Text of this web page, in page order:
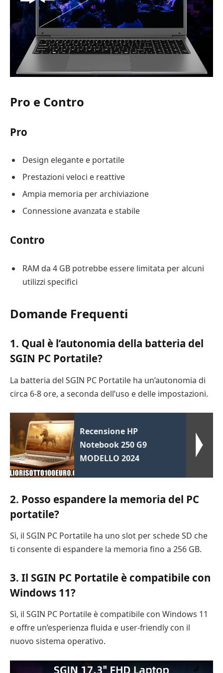
Pro e Contro
Pro
Design elegante e portatile
Prestazioni veloci e reattive
Ampia memoria per archiviazione
Connessione avanzata e stabile
Contro
RAM da 4 GB potrebbe essere limitata per alcuni
utilizzi specifici
Domande Frequenti
1. Qual è l’autonomia della batteria del
SGIN PC Portatile?
La batteria del SGIN PC Portatile ha un’autonomia di
circa 6-8 ore, a seconda dell’uso e delle impostazioni.
Recensione HP
Notebook 250 G9
MODELLO 2024
2. Posso espandere la memoria del PC
portatile?
Sì, il SGIN PC Portatile ha uno slot per schede SD che
ti consente di espandere la memoria fino a 256 GB.
3. Il SGIN PC Portatile è compatibile con
Windows 11?
Sì, il SGIN PC Portatile è compatibile con Windows 11
e offre un’esperienza fluida e user-friendly con il
nuovo sistema operativo.